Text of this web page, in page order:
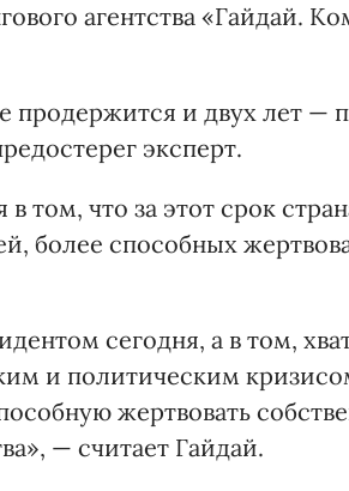
агентст­ва «Гайдай.
и двух лет —
эксперт.
том, что за этот срок
более способных
сегодня, а в том,
и политическим
жертвовать
— считает Гайдай.